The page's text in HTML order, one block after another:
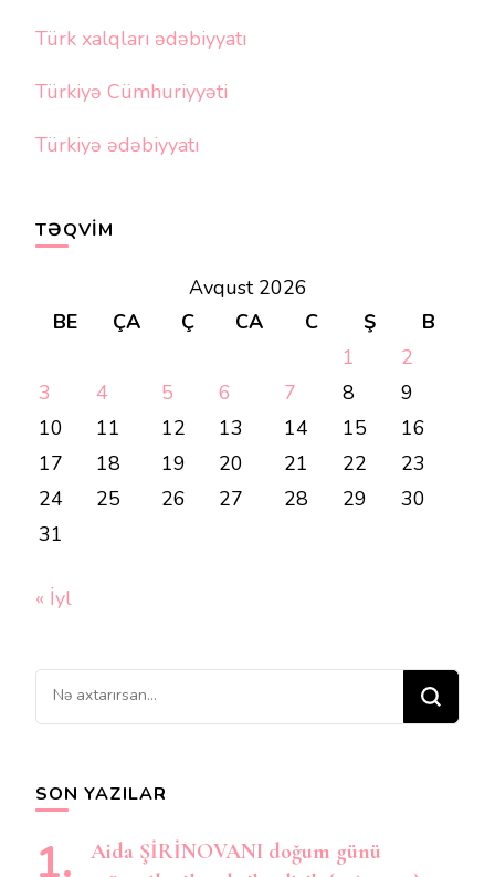
Türk xalqları ədəbiyyatı
Türkiyə Cümhuriyyəti
Türkiyə ədəbiyyatı
TƏQVIM
Avqust 2026
BE
ÇA Ç CA C Ş
B
1
2
3
4 5 6 7 8
9
10
11 12 13 14 15
16
17
18 19 20 21 22
23
24
25 26 27 28 29
30
31
« İyl
Bir
şey
SON YAZILAR
Aida ŞİRİNOVANI doğum günü